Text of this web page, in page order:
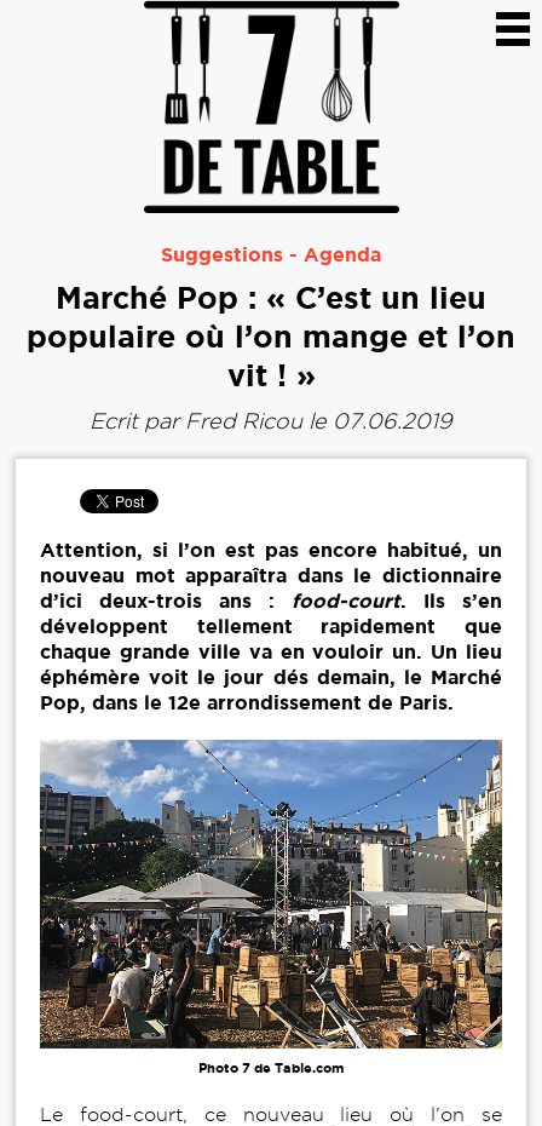
Suggestions - Agenda
Marché Pop : « C’est un lieu
populaire où l’on mange et l’on
vit ! »
Ecrit par Fred Ricoule 07.06.2019
Attention, si l’on est pas encore habitué, un
nouveau mot apparaîtra dans le dictionnaire
d’ici deux-trois ans : food-court. Ils s’en
développent tellement rapidement que
chaque grande ville va en vouloir un. Un lieu
éphémère voit le jour dés demain, le Marché
Pop, dans le 12e arrondissement de Paris.
Photo 7 de Table.com
Le food-court, ce nouveau lieu où l’on se